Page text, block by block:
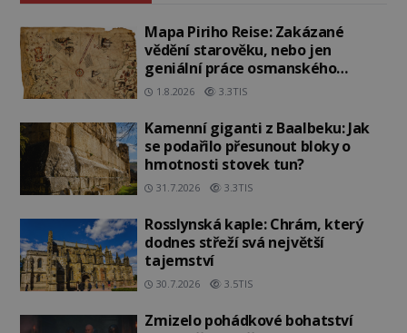
Mapa Piriho Reise: Zakázané
vědění starověku, nebo jen
geniální práce osmanského
admirála?
1.8.2026 3.3TIS
Kamenní giganti z Baalbeku: Jak
se podařilo přesunout bloky o
hmotnosti stovek tun?
31.7.2026 3.3TIS
Rosslynská kaple: Chrám, který
dodnes střeží svá největší
tajemství
30.7.2026 3.5TIS
Zmizelo pohádkové bohatství